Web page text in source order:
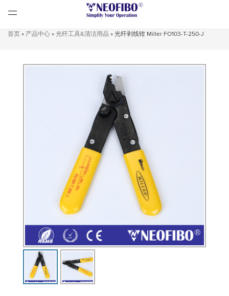
首页 » 产品中心 » 光纤工具&清洁用品 » 光纤剥线钳 Miller FO103-T-250-J